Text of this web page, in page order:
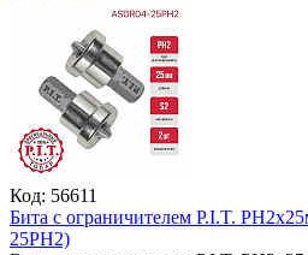
Код: 56611
Бита с ограничителем P.I.T.
25PH2)